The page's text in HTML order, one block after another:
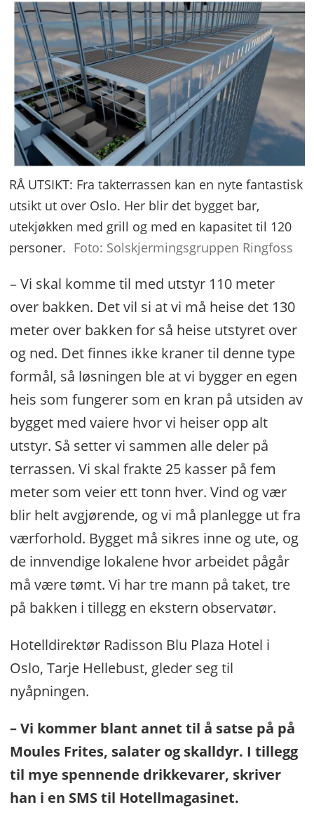
RÅ UTSIKT: Fra takterrassen kan en nyte fantastisk
utsikt ut over Oslo. Her blir det bygget bar,
utekjøkken med grill og med en kapasitet til 120
personer. Foto: Solskjermingsgruppen Ringfoss
– Vi skal komme til med utstyr 110 meter
over bakken. Det vil si at vi må heise det 130
meter over bakken for så heise utstyret over
og ned. Det finnes ikke kraner til denne type
formål, så løsningen ble at vi bygger en egen
heis som fungerer som en kran på utsiden av
bygget med vaiere hvor vi heiser opp alt
utstyr. Så setter vi sammen alle deler på
terrassen. Vi skal frakte 25 kasser på fem
meter som veier ett tonn hver. Vind og vær
blir helt avgjørende, og vi må planlegge ut fra
værforhold. Bygget må sikres inne og ute, og
de innvendige lokalene hvor arbeidet pågår
må være tømt. Vi har tre mann på taket, tre
på bakken i tillegg en ekstern observatør.
Hotelldirektør Radisson Blu Plaza Hotel i
Oslo, Tarje Hellebust, gleder seg til
nyåpningen.
– Vi kommer blant annet til å satse på på
Moules Frites, salater og skalldyr. I tillegg
til mye spennende drikkevarer, skriver
han i en SMS til Hotellmagasinet.